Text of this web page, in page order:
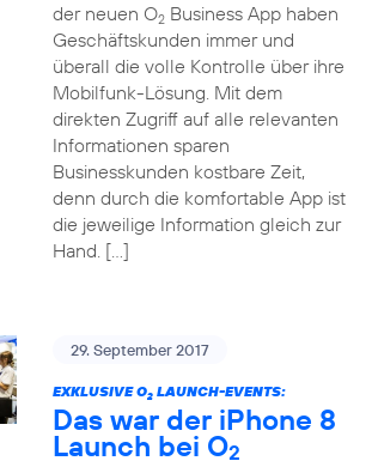
der neuen O2Business App haben
Geschäftskunden immer und
überall die volle Kontrolle über ihre
Mobilfunk-Lösung. Mit dem
direkten Zugriff auf alle relevanten
Informationen sparen
Businesskunden kostbare Zeit,
denn durch die komfortable App ist
die jeweilige Information gleich zur
Hand. […]
29. September 2017
EXKLUSIVE O2LAUNCH-EVENTS:
Das war der iPhone 8
Launch bei O2